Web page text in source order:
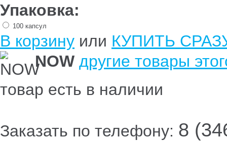
Упаковка:
100 капсул
В корзину или КУПИТЬ
NOW другие товары
товар есть в наличии
Заказать по телефону: 8